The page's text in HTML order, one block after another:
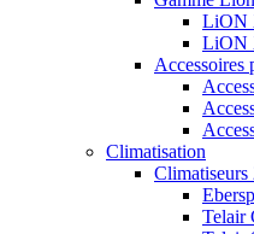
LiON
LiON
Accessoires
Climatisation
Climatiseurs
Telair